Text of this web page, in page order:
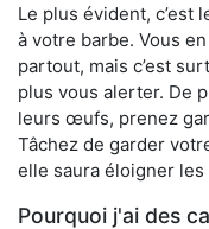
Le plus évident, c’est
à votre barbe. Vous
partout, mais c’est
plus vous alerter. De
leurs œufs, prenez
Tâchez de garder
elle saura éloigner les
Pourquoi j'ai des